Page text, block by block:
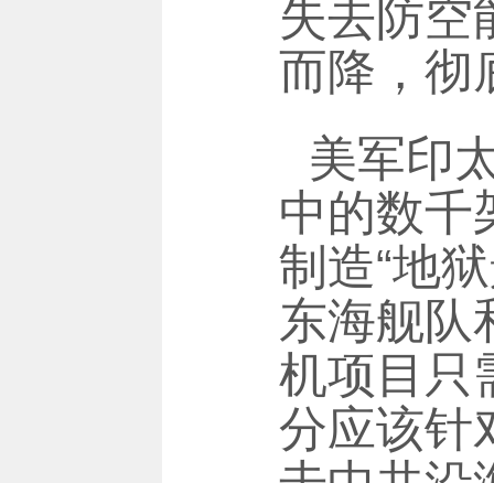
失去防空
而降，彻
美军印
中的数千
制造“地
东海舰队
机项目只
分应该针